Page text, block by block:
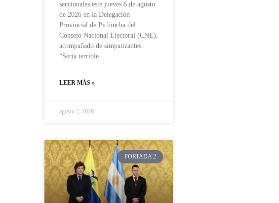
seccionales este jueves 6 de agosto
de 2026 en la Delegación
Provincial de Pichincha del
Consejo Nacional Electoral (CNE),
acompañado de simpatizantes.
“Sería terrible
LEER MÁS »
agosto 7, 2026
PORTADA 2